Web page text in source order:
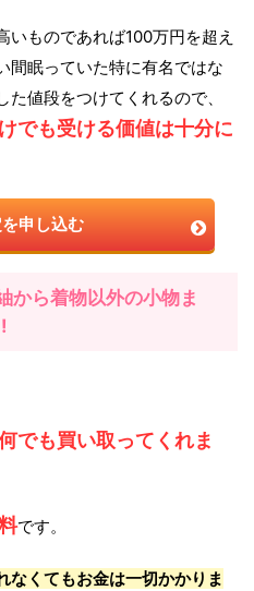
ものであれば100万円を超え
間眠っていた特に有名ではな
値段をつけてくれるので、
でも受ける価値は十分に
申し込む
から着物以外の小物ま
でも買い取ってくれま
です。
なくてもお金は一切かかりま